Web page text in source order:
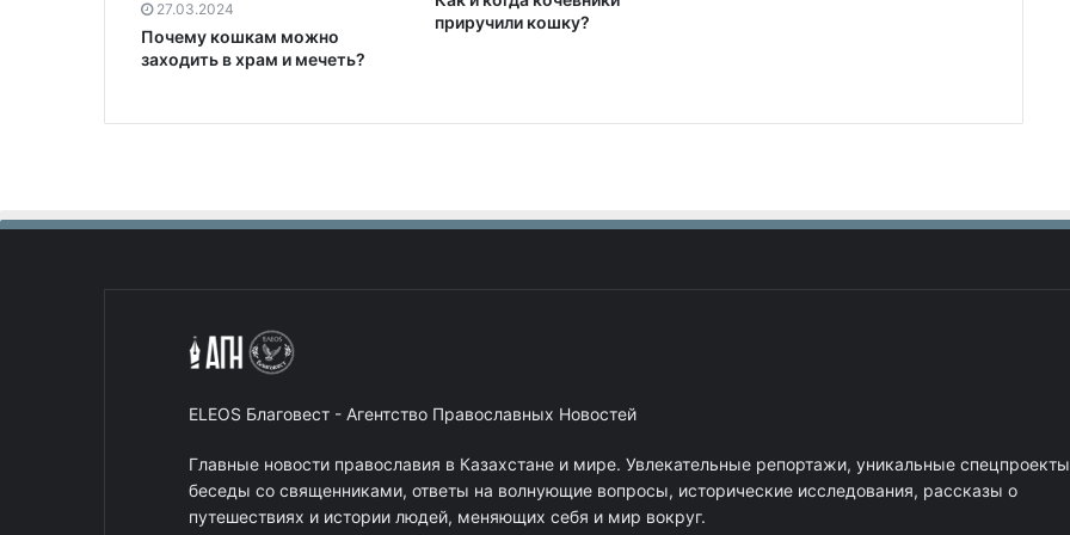
27.03.2024
Почему кошкам можно
заходить в храм и мечеть?
приручили кошку?
ELEOS Благовест - Агентство Православных Новостей
Главные новости православия в Казахстане и мире. Увлекательные репортажи, уникальные
беседы со священниками, ответы на волнующие вопросы, исторические исследования, рассказы о
путешествиях и истории людей, меняющих себя и мир вокруг.